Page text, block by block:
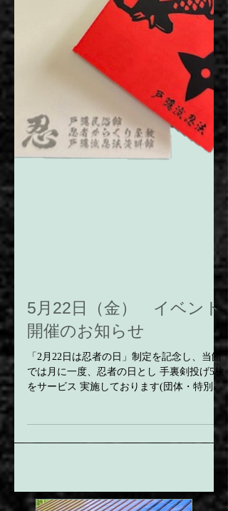
5月22日（金） イベント
開催のお知らせ
「2月22日は忍者の日」制定を記念し、当館
では月に一度、忍者の日とし 手裏剣投げ5枚
をサービス 実施しております(団体・特別料
金のお客様は除く) 今月は 5月22日
ら景品として登場の📕当館オリジナルのメモ